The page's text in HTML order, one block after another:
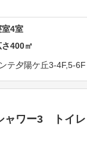
室4室
さ400㎡
テ夕陽ケ丘3-4F,5-6F
ャワー3 トイレ